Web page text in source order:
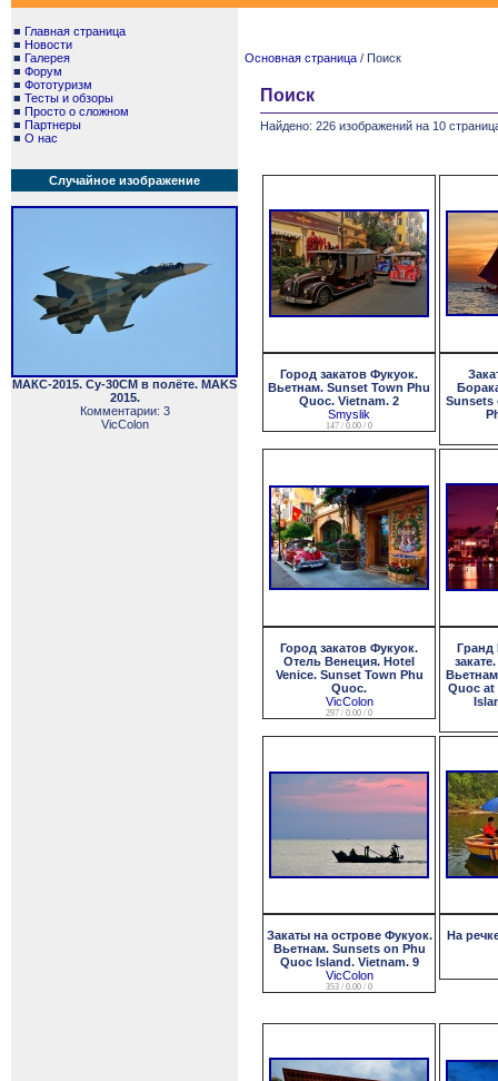
■ Главная страница
■ Новости
■ Галерея
■ Форум
■ Фототуризм
■ Тесты и обзоры
■ Просто о сложном
■ Партнеры
■ О нас
Случайное изображение
МАКС-2015. Су-30СМ в полёте. MAKS
2015.
Комментарии: 3
VicColon
Основная страница / Поиск
Поиск
Найдено: 226 изображений на 10
Город закатов Фукуок.
Вьетнам. Sunset Town Phu
Quoc. Vietnam. 2
Smyslik
147 / 0.00 / 0
Sunsets
Город закатов Фукуок.
Отель Венеция. Hotel
Venice. Sunset Town Phu
Quoc.
VicColon
297 / 0.00 / 0
Гранд
Quoc at
Закаты на острове Фукуок.
Вьетнам. Sunsets on Phu
Quoc Island. Vietnam. 9
VicColon
353 / 0.00 / 0
На